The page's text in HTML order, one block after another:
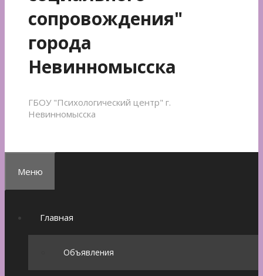
сопровождения"
города
Невинномысска
ГБОУ "Психологический центр" г.
Невинномысска
Меню
Главная
Объявления